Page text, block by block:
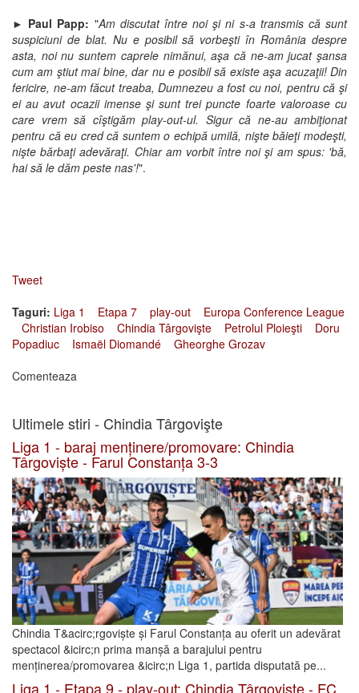
► Paul Papp: "Am discutat între noi şi ni s-a transmis că sunt
suspiciuni de blat. Nu e posibil să vorbeşti în România despre
asta, noi nu suntem caprele nimănui, aşa că ne-am jucat şansa
cum am ştiut mai bine, dar nu e posibil să existe aşa acuzaţii! Din
fericire, ne-am făcut treaba, Dumnezeu a fost cu noi, pentru că şi
ei au avut ocazii imense şi sunt trei puncte foarte valoroase cu
care vrem să cîştigăm play-out-ul. Sigur că ne-au ambiţionat
pentru că eu cred că suntem o echipă umilă, nişte băieţi modeşti,
nişte bărbaţi adevăraţi. Chiar am vorbit între noi şi am spus: 'bă,
hai să le dăm peste nas'!".
Tweet
Taguri: Liga 1 Etapa 7 play-out
Europa Conference League
Christian Irobiso
Chindia Târgovişte Petrolul Ploieşti
Doru
Popadiuc
Ismaël Diomandé
Gheorghe Grozav
Comenteaza
Ultimele stiri - Chindia Târgovişte
Liga 1 - baraj menținere/promovare: Chindia
Târgoviște - Farul Constanța 3-3
Chindia T&acirc;rgoviște și Farul Constanța au oferit un adevărat
spectacol &icirc;n prima manșă a barajului pentru
menținerea/promovarea &icirc;n Liga 1, partida disputată pe...
Liga 1 - Etapa 9 - play-out: Chindia Târgoviște - FC